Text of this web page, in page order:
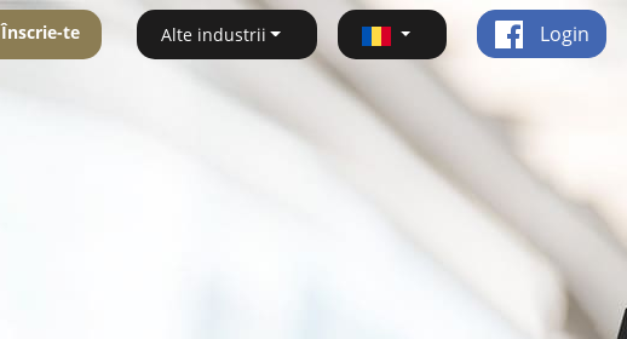
Înscrie-te Alte industrii Login